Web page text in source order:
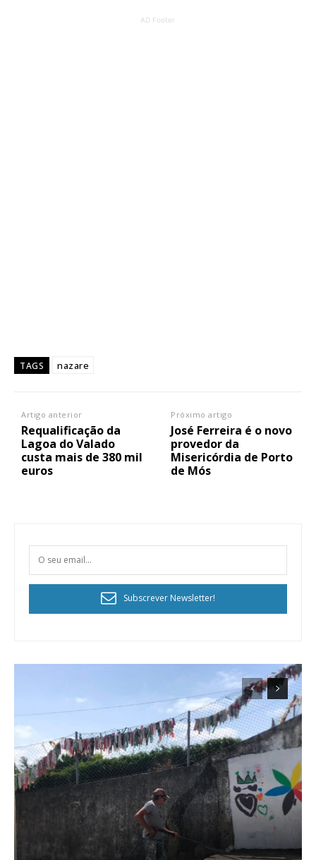
AD Footer
TAGS nazare
Artigo anterior
Requalificação da
Lagoa do Valado
custa mais de 380 mil
euros
Próximo artigo
José Ferreira é o novo
provedor da
Misericórdia de Porto
de Mós
Subscrever Newsletter!